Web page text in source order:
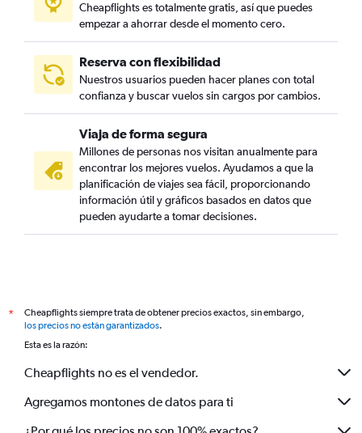
Cheapflights es totalmente gratis, así que puedes
empezar a ahorrar desde el momento cero.
Reserva con flexibilidad
Nuestros usuarios pueden hacer planes con total
confianza y buscar vuelos sin cargos por cambios.
Viaja de forma segura
Millones de personas nos visitan anualmente para
encontrar los mejores vuelos. Ayudamos a que la
planificación de viajes sea fácil, proporcionando
información útil y gráficos basados en datos que
pueden ayudarte a tomar decisiones.
*
Cheapflights siempre trata de obtener precios exactos, sin embargo,
los precios no están garantizados.
Esta es la razón:
Cheapflights no es el vendedor.
Agregamos montones de datos para ti